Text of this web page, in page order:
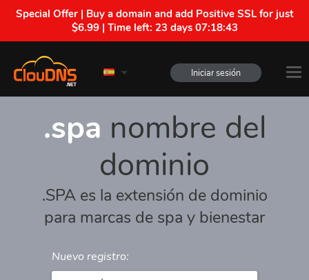
Special Offer | Buy a domain and add Positive SSL for just
$6.99 | Time left: 23 days 07:18:43
Iniciar sesión
.spa nombre del
dominio
.SPA es la extensión de dominio
para marcas de spa y bienestar
Nuevo registro: